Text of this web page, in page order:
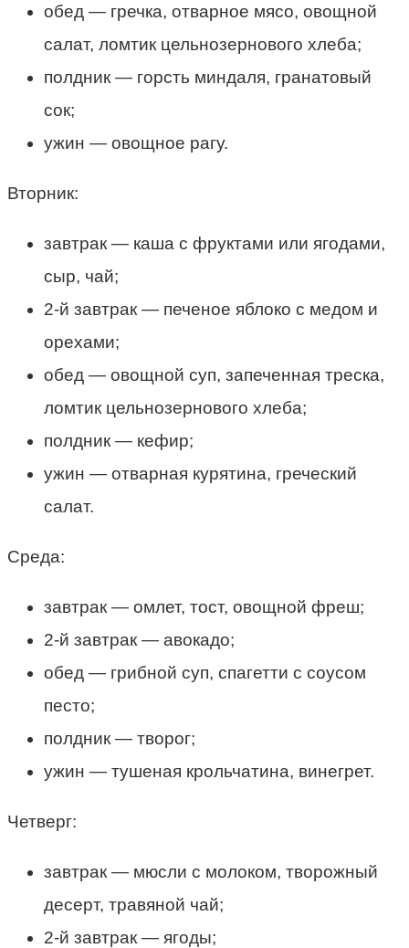
обед — гречка, отварное мясо, овощной
салат, ломтик цельнозернового хлеба;
полдник — горсть миндаля, гранатовый
сок;
ужин — овощное рагу.
Вторник:
завтрак — каша с фруктами или ягодами,
сыр, чай;
2-й завтрак — печеное яблоко с медом и
орехами;
обед — овощной суп, запеченная треска,
ломтик цельнозернового хлеба;
полдник — кефир;
ужин — отварная курятина, греческий
салат.
Среда:
завтрак — омлет, тост, овощной фреш;
2-й завтрак — авокадо;
обед — грибной суп, спагетти с соусом
песто;
полдник — творог;
ужин — тушеная крольчатина, винегрет.
Четверг:
завтрак — мюсли с молоком, творожный
десерт, травяной чай;
2-й завтрак — ягоды;